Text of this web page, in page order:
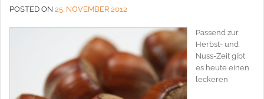
POSTED ON 25. NOVEMBER 2012
Passend zur
Herbst- und
Nuss-Zeit gibt
es heute einen
leckeren